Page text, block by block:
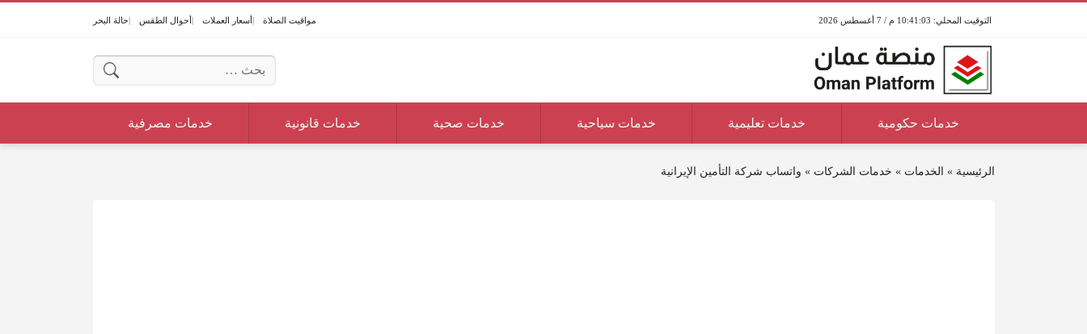
10:41:03 م / 7 أغسطس 2026 مواقيت الصلاة أسعار العملات أحوال الطقس حالة البحر
البحث عن:
خدمات حكومية خدمات تعليمية خدمات سياحية خدمات صحية خدمات قانونية خدمات مصرفية
الرئيسية » الخدمات » خدمات الشركات » واتساب شركة التأمين الإيرانية